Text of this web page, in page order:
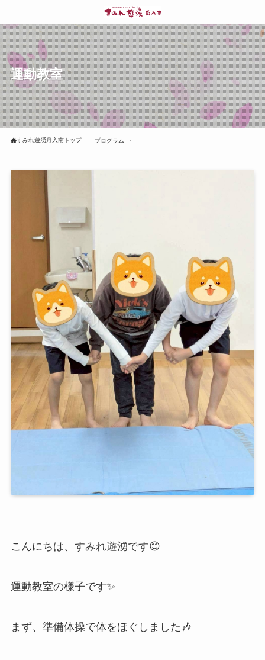
運動教室
すみれ遊湧舟入南トップ プログラム
こんにちは、すみれ遊湧です😊
運動教室の様子です✨
まず、準備体操で体をほぐしました🎶